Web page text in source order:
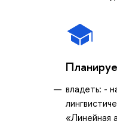
владеть: -
«Линейная